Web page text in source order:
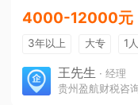
4000-12000元
3年以上 大专 1人
免费培训
环境好
王先生 · 经理